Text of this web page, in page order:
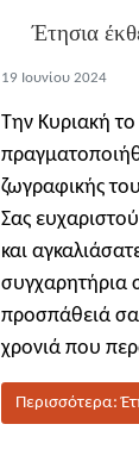
Έτησια
19 Ιουνίου 2024
Την Κυριακή
ζωγραφικής
Σας
και
συγχαρητήρια
προσπάθειά
χρονιά που
Περισσότερα: